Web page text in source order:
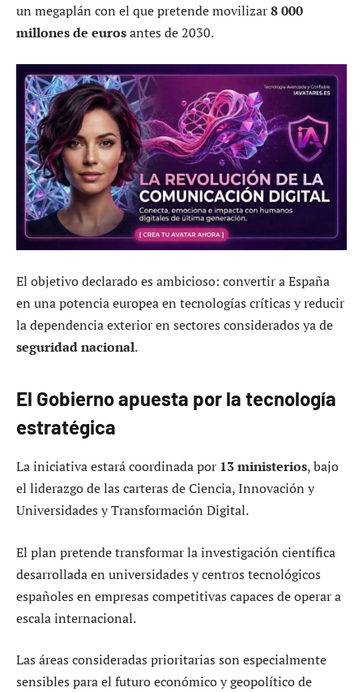
un megaplán con el que pretende movilizar8 000
millones de eurosantes de 2030.
El objetivo declarado es ambicioso: convertir a España
en una potencia europea en tecnologías críticas y reducir
la dependencia exterior en sectores considerados ya de
seguridad nacional.
El Gobierno apuesta por la tecnología
estratégica
La iniciativa estará coordinada por 13 ministerios, bajo
el liderazgo de las carteras de Ciencia, Innovación y
Universidades y Transformación Digital.
El plan pretende transformar la investigación científica
desarrollada en universidades y centros tecnológicos
españoles en empresas competitivas capaces de operar a
escala internacional.
Las áreas consideradas prioritarias son especialmente
sensibles para el futuro económico y geopolítico de